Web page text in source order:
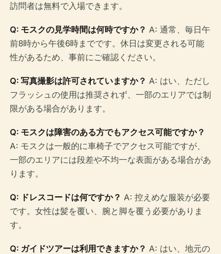
訪問者は無料で入場できます。
Q: モスクの見学時間は何時ですか？ A: 通常、毎日午
前8時から午後6時までです。休日は変更される可能
性があるため、事前にご確認ください。
Q: 写真撮影は許可されていますか？ A: はい、ただし
フラッシュの使用は推奨されず、一部のエリアでは制
限がある場合があります。
Q: モスクは障害のある方でもアクセス可能ですか？
A: モスクは一般的に車椅子でアクセス可能ですが、
一部のエリアには段差や不均一な表面がある場合があ
ります。
Q: ドレスコードは何ですか？ A: 控えめな服装が必要
です。女性は髪を覆い、腕と脚を覆う必要がありま
す。
Q: ガイドツアーは利用できますか？ A: はい、地元の